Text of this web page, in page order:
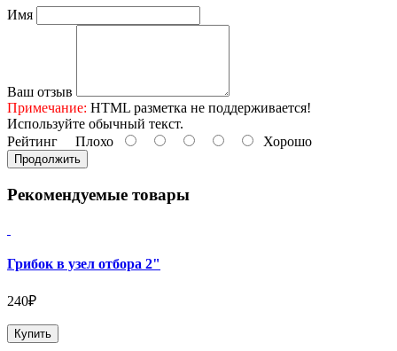
Имя
Ваш отзыв
Примечание: HTML разметка не поддерживается!
Используйте обычный текст.
Рейтинг Плохо Хорошо
Продолжить
Рекомендуемые товары
Грибок в узел отбора 2"
240₽
Купить